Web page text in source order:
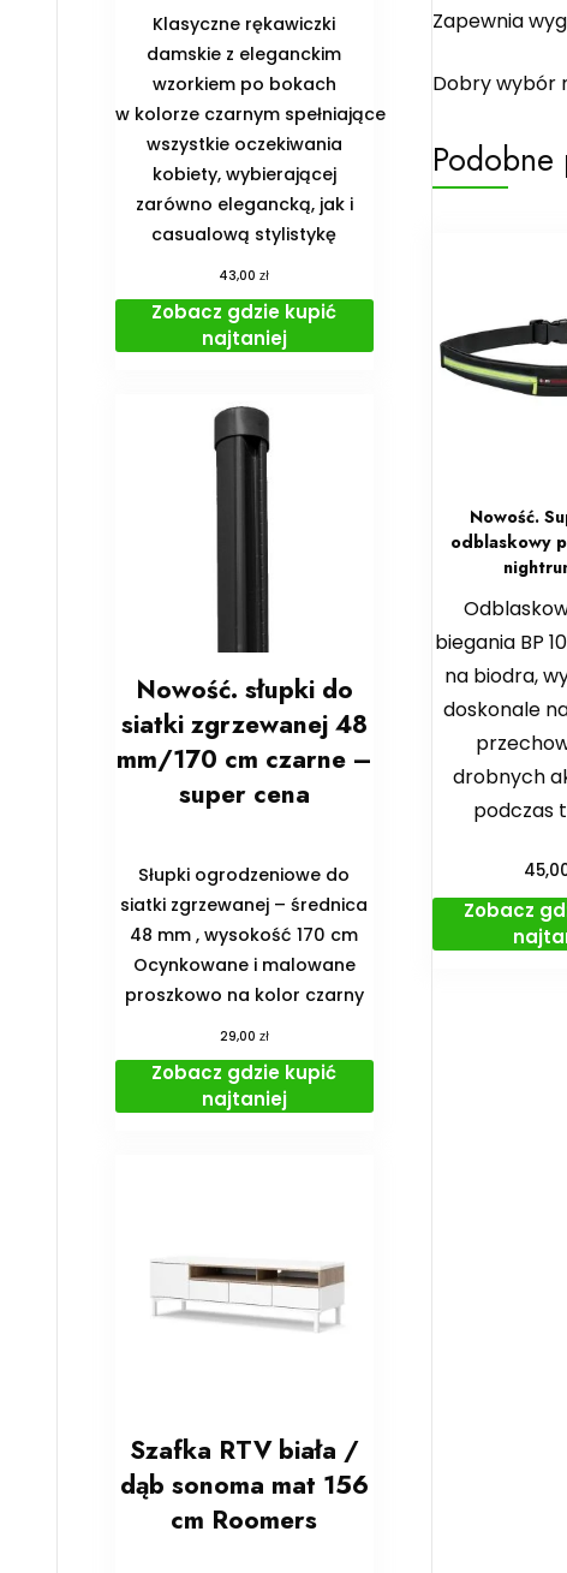
Zapewnia
Dobry wybór
Nowość.
odblaskowy
biegania BP
na biodra,
doskonale
drobnych
podczas
Zobacz
Klasyczne rękawiczki
damskie z eleganckim
wzorkiem po bokach
w kolorze czarnym spełniające
wszystkie oczekiwania
kobiety, wybierającej
zarówno elegancką, jak i
casualową stylistykę
43,00zł
Zobacz gdzie kupić
najtaniej
Nowość. słupki do
siatki zgrzewanej 48
mm/170 cm czarne –
super cena
Słupki ogrodzeniowe do
siatki zgrzewanej – średnica
48 mm , wysokość 170 cm
Ocynkowane i malowane
proszkowo na kolor czarny
29,00 zł
Zobacz gdzie kupić
najtaniej
Szafka RTV biała /
dąb sonoma mat 156
cm Roomers